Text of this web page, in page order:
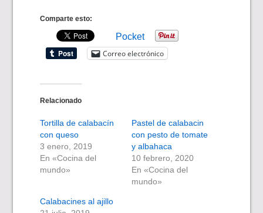
Comparte esto:
Pocket
Correo electrónico
Relacionado
Tortilla de calabacín
con queso
3 enero, 2019
En «Cocina del
mundo»
Pastel de calabacin
con pesto de tomate
y albahaca
10 febrero, 2020
En «Cocina del
mundo»
Calabacines al ajillo